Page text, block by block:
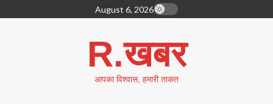
to
August 6, 2026
R.खबर
आपका विश्वास, हमारी ताकत